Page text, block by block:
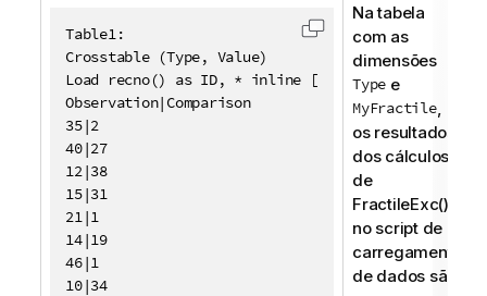
Table1:
Crosstable (Type, Value)
Load recno() as ID, * inline [
Observation|Comparison
35|2
40|27
12|38
15|31
21|1
14|19
46|1
10|34
Copiar código para
Na tabela
com as
dimensões
Type e
MyFractile,
os resultados
dos cálculos
de
FractileExc()
no script de
carregamento
de dados são: